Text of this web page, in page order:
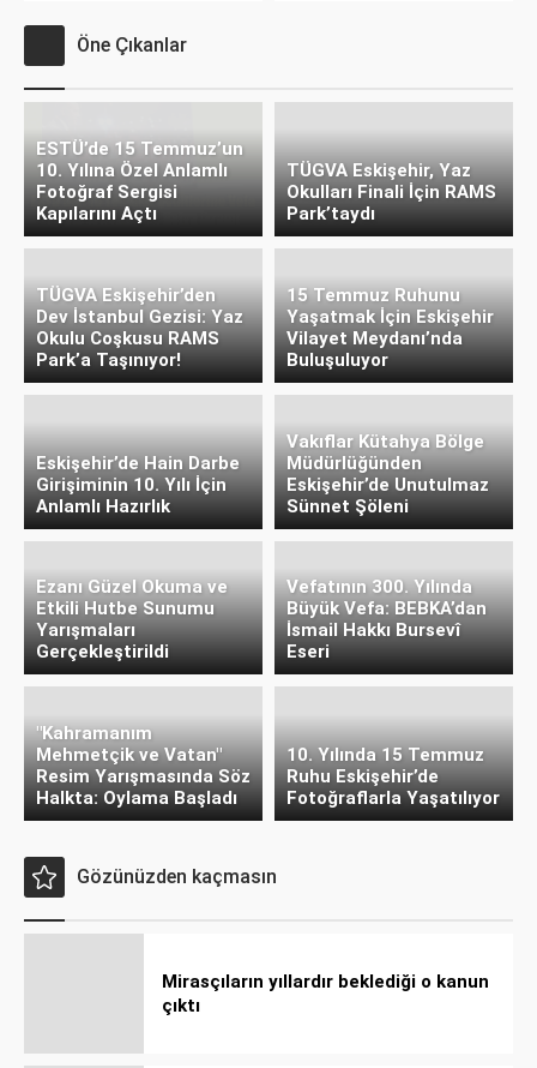
Öne Çıkanlar
ESTÜ’de 15 Temmuz’un
10. Yılına Özel Anlamlı
Fotoğraf Sergisi
Kapılarını Açtı
TÜGVA Eskişehir, Yaz
Okulları Finali İçin RAMS
Park’taydı
TÜGVA Eskişehir’den
Dev İstanbul Gezisi: Yaz
Okulu Coşkusu RAMS
Park’a Taşınıyor!
15 Temmuz Ruhunu
Yaşatmak İçin Eskişehir
Vilayet Meydanı’nda
Buluşuluyor
Eskişehir’de Hain Darbe
Girişiminin 10. Yılı İçin
Anlamlı Hazırlık
Vakıflar Kütahya Bölge
Müdürlüğünden
Eskişehir’de Unutulmaz
Sünnet Şöleni
Ezanı Güzel Okuma ve
Etkili Hutbe Sunumu
Yarışmaları
Gerçekleştirildi
Vefatının 300. Yılında
Büyük Vefa: BEBKA’dan
İsmail Hakkı Bursevî
Eseri
"Kahramanım
Mehmetçik ve Vatan"
Resim Yarışmasında Söz
Halkta: Oylama Başladı
10. Yılında 15 Temmuz
Ruhu Eskişehir’de
Fotoğraflarla Yaşatılıyor
Gözünüzden kaçmasın
Mirasçıların yıllardır beklediği o kanun
çıktı